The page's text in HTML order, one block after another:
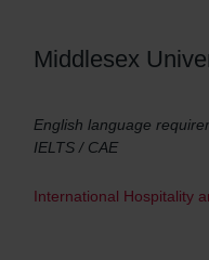
Middlesex
English language
IELTS / CAE
International Hospitality